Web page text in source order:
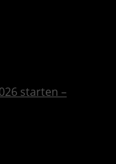
starten –